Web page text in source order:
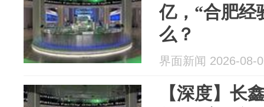
亿，“合肥经
么？
界面新闻 2026-08-
【深度】长